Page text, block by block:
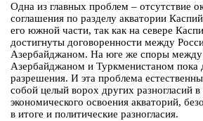
Одна из главных проблем – отсутствие
соглашения по разделу акватории
его южной части, так как на севере
достигнуты договоренности между
Азербайджаном. На юге же споры
Азербайджаном и Туркменистаном пока
разрешения. И эта проблема
собой целый ворох других разногласий в
экономического освоения акваторий,
в итоге и политические разногласия.